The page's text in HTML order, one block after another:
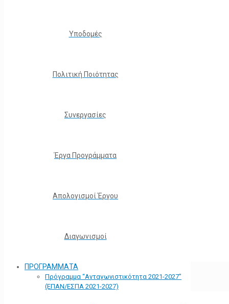
Υποδομές
Πολιτική Ποιότητας
Συνεργασίες
Έργα Προγράμματα
Απολογισμοί Έργου
Διαγωνισμοί
ΠΡΟΓΡΑΜΜΑΤΑ
Πρόγραμμα “Ανταγωνιστικότητα 2021-2027”
(ΕΠΑΝ/ΕΣΠΑ 2021-2027)